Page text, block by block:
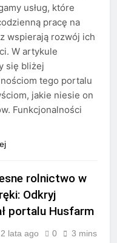
usług, które
pracę na
wspierają rozwój ich
W artykule
się bliżej
tego portalu
jakie niesie on
Funkcjonalności
rolnictwo w
Odkryj
portalu Husfarm
2 lata ago 0 3 mins